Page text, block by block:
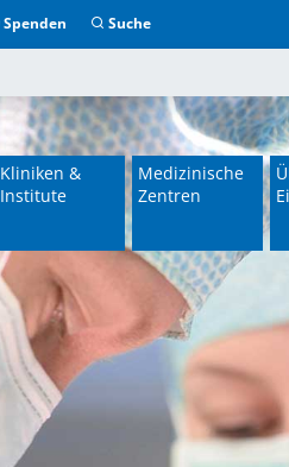
Spenden Suche
Kliniken &
Institute
Medizinische
Zentren